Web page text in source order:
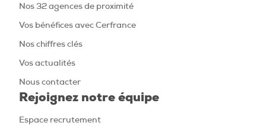
Nos 32 agences de proximité
Vos bénéfices avec Cerfrance
Nos chiffres clés
Vos actualités
Nous contacter
Rejoignez notre équipe
Espace recrutement